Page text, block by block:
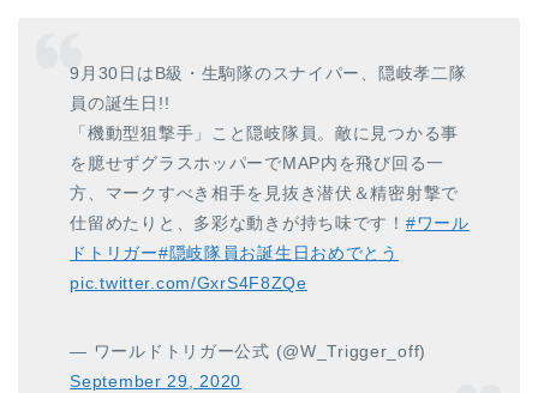
9月30日はB級・生駒隊のスナイパー、隠岐孝二隊
員の誕生日!!
「機動型狙撃手」こと隠岐隊員。敵に見つかる事
を臆せずグラスホッパーでMAP内を飛び回る一
方、マークすべき相手を見抜き潜伏＆精密射撃で
仕留めたりと、多彩な動きが持ち味です！ #ワール
ドトリガー#隠岐隊員お誕生日おめでとう
pic.twitter.com/GxrS4F8ZQe
— ワールドトリガー公式 (@W_Trigger_off)
September 29, 2020